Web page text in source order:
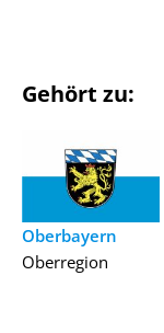
Gehört zu:
Oberbayern
Oberregion